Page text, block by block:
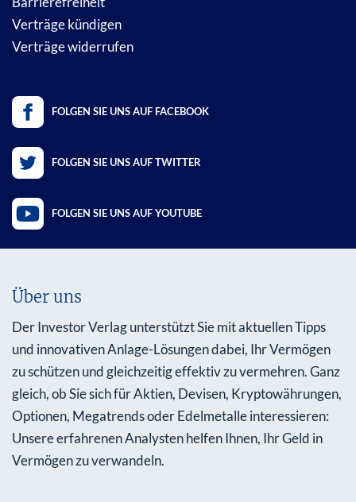
Verträge kündigen
Verträge widerrufen
FOLGEN SIE UNS AUF FACEBOOK
FOLGEN SIE UNS AUF TWITTER
FOLGEN SIE UNS AUF YOUTUBE
Über uns
Der Investor Verlag unterstützt Sie mit aktuellen Tipps
und innovativen Anlage-Lösungen dabei, Ihr Vermögen
zu schützen und gleichzeitig effektiv zu vermehren. Ganz
gleich, ob Sie sich für Aktien, Devisen, Kryptowährungen,
Optionen, Megatrends oder Edelmetalle interessieren:
Unsere erfahrenen Analysten helfen Ihnen, Ihr Geld in
Vermögen zu verwandeln.